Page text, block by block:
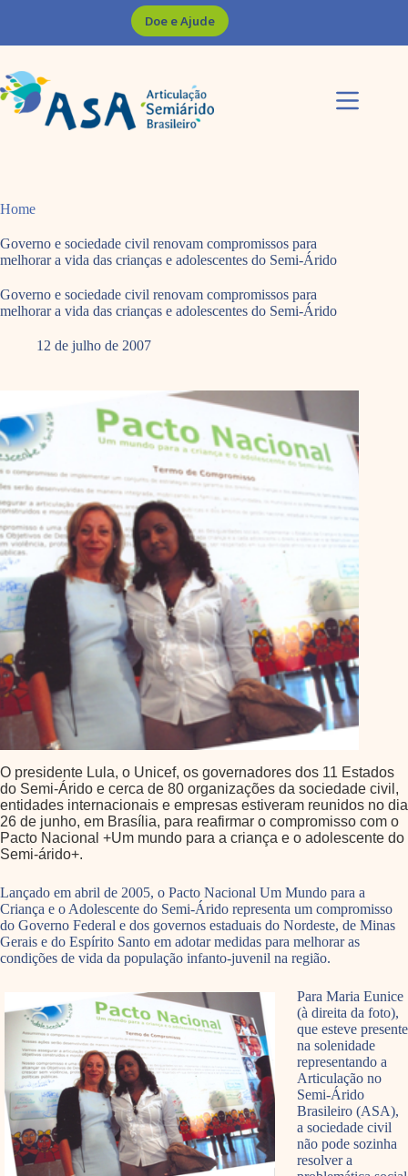
Doe e Ajude
Home
Governo e sociedade civil renovam compromissos para
melhorar a vida das crianças e adolescentes do Semi-Árido
Governo e sociedade civil renovam compromissos para
melhorar a vida das crianças e adolescentes do Semi-Árido
12 de julho de 2007
O presidente Lula, o Unicef, os governadores dos 11 Estados
do Semi-Árido e cerca de 80 organizações da sociedade civil,
entidades internacionais e empresas estiveram reunidos no dia
26 de junho, em Brasília, para reafirmar o compromisso com o
Pacto Nacional +Um mundo para a criança e o adolescente do
Semi-árido+.
Lançado em abril de 2005, o Pacto Nacional Um Mundo para a
Criança e o Adolescente do Semi-Árido representa um compromisso
do Governo Federal e dos governos estaduais do Nordeste, de Minas
Gerais e do Espírito Santo em adotar medidas para melhorar as
condições de vida da população infanto-juvenil na região.
Para Maria Eunice
(à direita da foto),
que esteve presente
na solenidade
representando a
Articulação no
Semi-Árido
Brasileiro (ASA),
a sociedade civil
não pode sozinha
resolver a